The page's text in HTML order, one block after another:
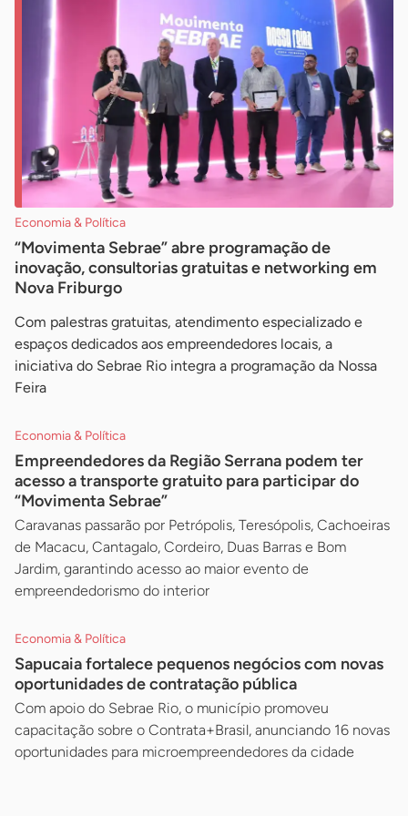
Economia & Política
“Movimenta Sebrae” abre programação de
inovação, consultorias gratuitas e networking em
Nova Friburgo
Com palestras gratuitas, atendimento especializado e
espaços dedicados aos empreendedores locais, a
iniciativa do Sebrae Rio integra a programação da Nossa
Feira
Economia & Política
Empreendedores da Região Serrana podem ter
acesso a transporte gratuito para participar do
“Movimenta Sebrae”
Caravanas passarão por Petrópolis, Teresópolis, Cachoeiras
de Macacu, Cantagalo, Cordeiro, Duas Barras e Bom
Jardim, garantindo acesso ao maior evento de
empreendedorismo do interior
Economia & Política
Sapucaia fortalece pequenos negócios com novas
oportunidades de contratação pública
Com apoio do Sebrae Rio, o município promoveu
capacitação sobre o Contrata+Brasil, anunciando 16 novas
oportunidades para microempreendedores da cidade